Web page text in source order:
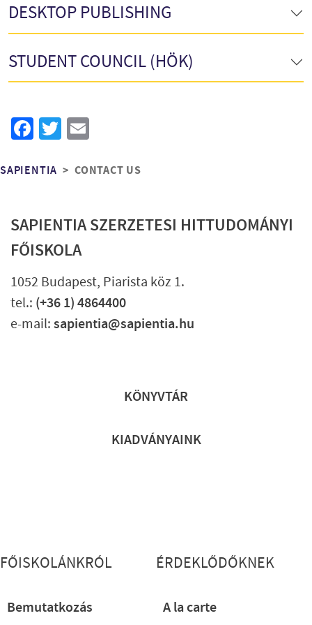
DESKTOP PUBLISHING
STUDENT COUNCIL (HÖK)
Facebook
Twitter
Morzsa
SAPIENTIA CONTACT US
SAPIENTIA SZERZETESI HITTUDOMÁNYI
FŐISKOLA
1052 Budapest, Piarista köz 1.
tel.: (+36 1) 4864400
e-mail:sapientia@sapientia.hu
KÖNYVTÁR
KIADVÁNYAINK
FŐISKOLÁNKRÓL
Bemutatkozás
ÉRDEKLŐDŐKNEK
A la carte